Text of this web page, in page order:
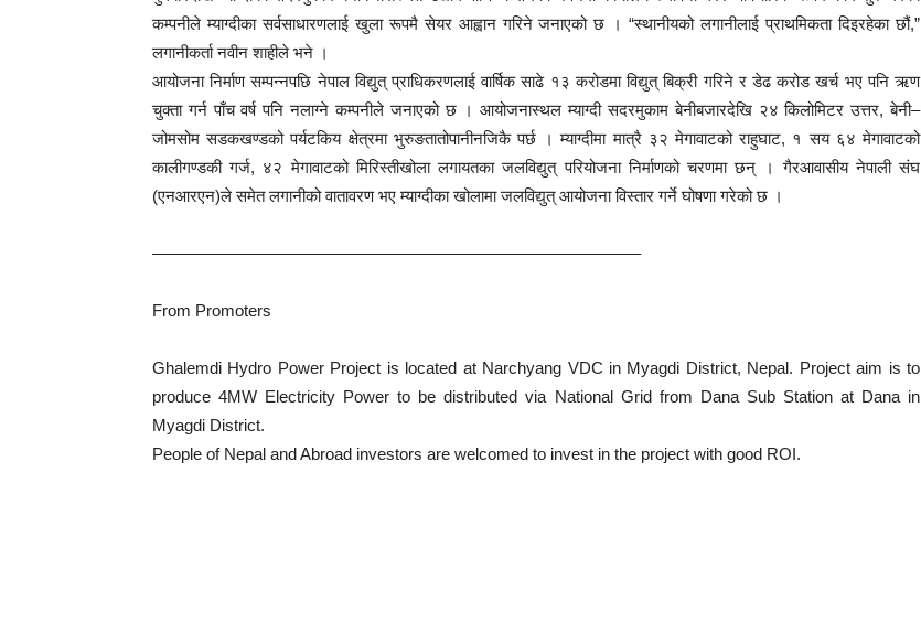
कम्पनीले म्याग्दीका सर्वसाधारणलाई खुला रूपमै सेयर आह्वान गरिने जनाएको छ । “स्थानीयको लगानीलाई प्राथमिकता दिइरहेका छौं,”
लगानीकर्ता नवीन शाहीले भने ।
आयोजना निर्माण सम्पन्नपछि नेपाल विद्युत् प्राधिकरणलाई वार्षिक साढे १३ करोडमा विद्युत् बिक्री गरिने र डेढ करोड खर्च भए पनि ऋण
चुक्ता गर्न पाँच वर्ष पनि नलाग्ने कम्पनीले जनाएको छ । आयोजनास्थल म्याग्दी सदरमुकाम बेनीबजारदेखि २४ किलोमिटर उत्तर, बेनी–
जोमसोम सडकखण्डको पर्यटकिय क्षेत्रमा भुरुङतातोपानीनजिकै पर्छ । म्याग्दीमा मात्रै ३२ मेगावाटको राहुघाट, १ सय ६४ मेगावाटको
कालीगण्डकी गर्ज, ४२ मेगावाटको मिरिस्तीखोला लगायतका जलविद्युत् परियोजना निर्माणको चरणमा छन् । गैरआवासीय नेपाली संघ
(एनआरएन)ले समेत लगानीको वातावरण भए म्याग्दीका खोलामा जलविद्युत् आयोजना विस्तार गर्ने घोषणा गरेको छ ।
—————————————————————————————–
From Promoters
Ghalemdi Hydro Power Project is located at Narchyang VDC in Myagdi District, Nepal. Project aim is to
produce 4MW Electricity Power to be distributed via National Grid from Dana Sub Station at Dana in
Myagdi District.
People of Nepal and Abroad investors are welcomed to invest in the project with good ROI.